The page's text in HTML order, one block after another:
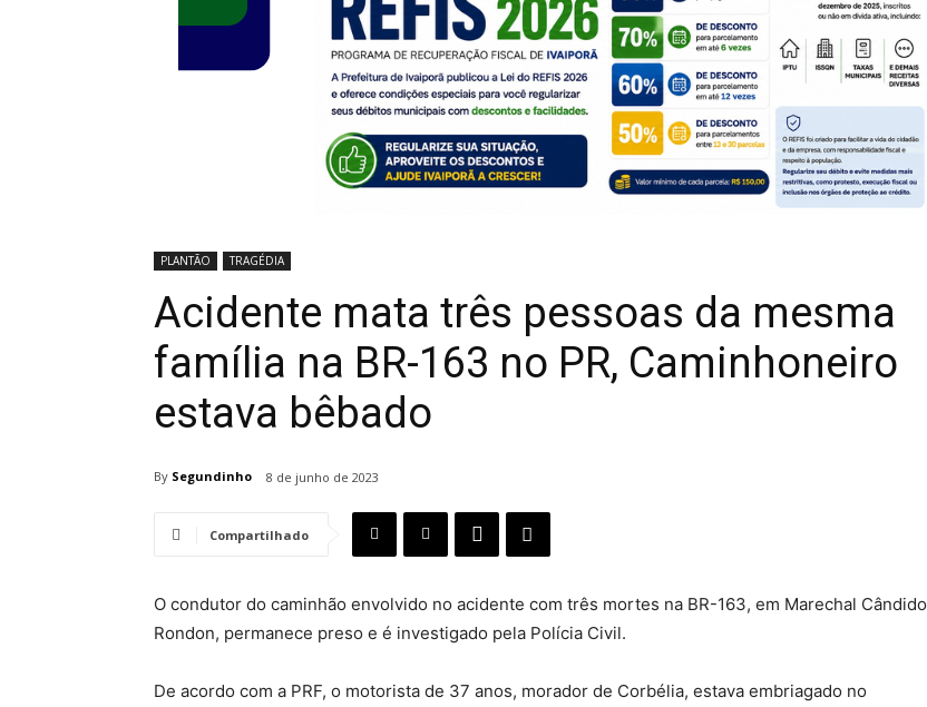
PLANTÃO TRAGÉDIA
Acidente mata três pessoas da mesma
família na BR-163 no PR, Caminhoneiro
estava bêbado
By Segundinho 8 de junho de 2023
Compartilhado
O condutor do caminhão envolvido no acidente com três mortes na BR-163, em Marechal Cândido
Rondon, permanece preso e é investigado pela Polícia Civil.
De acordo com a PRF, o motorista de 37 anos, morador de Corbélia, estava embriagado no